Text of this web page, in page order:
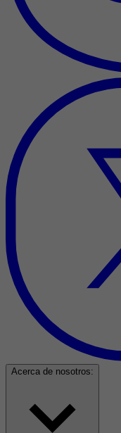
Acerca de nosotros: